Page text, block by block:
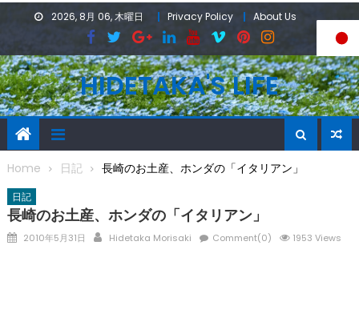
2026, 8月 06, 木曜日 Privacy Policy About Us
HIDETAKA'S LIFE
Home 日記 長崎のお土産、ホンダの「イタリアン」
日記
長崎のお土産、ホンダの「イタリアン」
Posted
2010年5月31日 Author
Hidetaka Morisaki Comment(0) 1953 Views